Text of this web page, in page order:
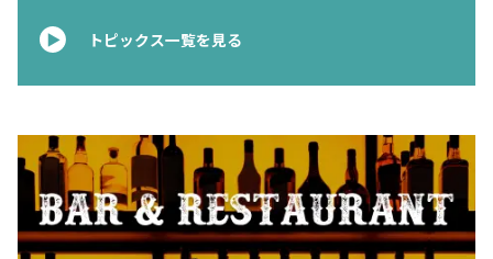
トピックス一覧を見る